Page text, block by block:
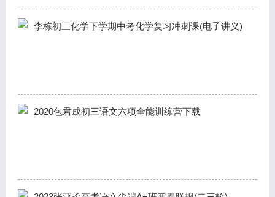
李栋初三化学下学期中考化学复习冲刺课(电子讲义)
2020包君成初三语文六项全能训练营下载